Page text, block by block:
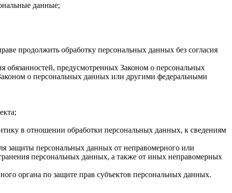
данные;
продолжить обработку персональных данных без согласия
обязанностей, предусмотренных Законом о персональных
о персональных данных или другими федеральными
в отношении обработки персональных данных, к сведениям
защиты персональных данных от неправомерного или
персональных данных, а также от иных неправомерных
органа по защите прав субъектов персональных данных.